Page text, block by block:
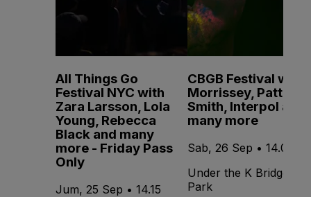
All Things Go
Festival NYC with
Zara Larsson, Lola
Young, Rebecca
Black and many
more - Friday Pass
Only
Jum, 25 Sep • 14.15
CBGB Festival with
Morrissey, Patti
Smith, Interpol and
many more
Sab, 26 Sep • 14.00
Under the K Bridge
Park